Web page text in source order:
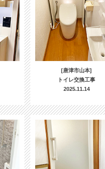
[唐津市山本]
トイレ交換工事
2025.11.14